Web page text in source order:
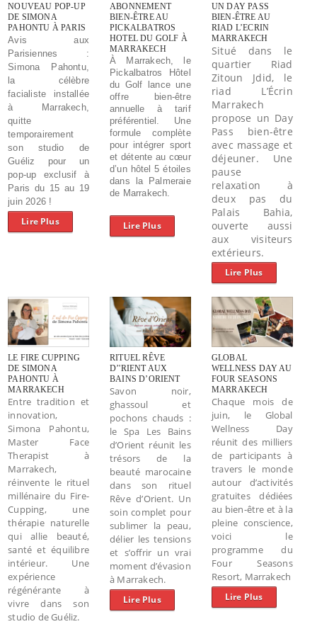
NOUVEAU POP-UP
DE SIMONA
PAHONTU À PARIS
Avis aux
Parisiennes :
Simona Pahontu,
la célèbre
facialiste installée
à Marrakech,
quitte
temporairement
son studio de
Guéliz pour un
pop-up exclusif à
Paris du 15 au 19
juin 2026 !
Lire Plus
ABONNEMENT
BIEN-ÊTRE AU
PICKALBATROS
HOTEL DU GOLF À
MARRAKECH
À Marrakech, le
Pickalbatros Hôtel
du Golf lance une
offre bien-être
annuelle à tarif
préférentiel. Une
formule complète
pour intégrer sport
et détente au cœur
d’un hôtel 5 étoiles
dans la Palmeraie
de Marrakech.
Lire Plus
UN DAY PASS
BIEN-ÊTRE AU
RIAD L’ECRIN
MARRAKECH
Situé dans le
quartier Riad
Zitoun Jdid, le
riad L’Écrin
Marrakech
propose un Day
Pass bien-être
avec massage et
déjeuner. Une
pause
relaxation à
deux pas du
Palais Bahia,
ouverte aussi
aux visiteurs
extérieurs.
Lire Plus
LE FIRE CUPPING
DE SIMONA
PAHONTU À
MARRAKECH
Entre tradition et
innovation,
Simona Pahontu,
Master Face
Therapist à
Marrakech,
réinvente le rituel
millénaire du Fire-
Cupping, une
thérapie naturelle
qui allie beauté,
santé et équilibre
intérieur. Une
expérience
régénérante à
vivre dans son
studio de Guéliz.
RITUEL RÊVE
D’'RIENT AUX
BAINS D’ORIENT
Savon noir,
ghassoul et
pochons chauds :
le Spa Les Bains
d’Orient réunit les
trésors de la
beauté marocaine
dans son rituel
Rêve d’Orient. Un
soin complet pour
sublimer la peau,
délier les tensions
et s’offrir un vrai
moment d’évasion
à Marrakech.
Lire Plus
GLOBAL
WELLNESS DAY AU
FOUR SEASONS
MARRAKECH
Chaque mois de
juin, le Global
Wellness Day
réunit des milliers
de participants à
travers le monde
autour d’activités
gratuites dédiées
au bien-être et à la
pleine conscience,
voici le
programme du
Four Seasons
Resort, Marrakech
Lire Plus